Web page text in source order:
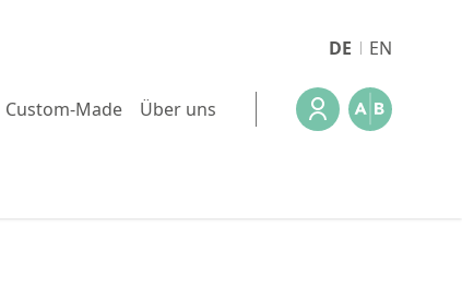
DE EN
Custom-Made Über uns